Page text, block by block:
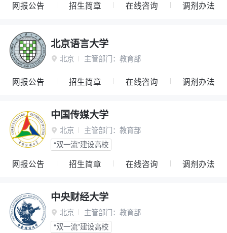
网报公告 招生简章 在线咨询 调剂办法
北京语言大学
 北京 主管部门： 教育部
网报公告 招生简章 在线咨询 调剂办法
中国传媒大学
 北京 主管部门： 教育部
“双一流”建设高校
网报公告 招生简章 在线咨询 调剂办法
中央财经大学
 北京 主管部门： 教育部
“双一流”建设高校